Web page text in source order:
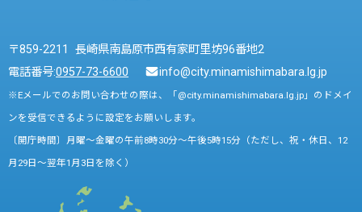
〒859-2211 長崎県南島原市西有家町里坊96番地2
電話番号:0957-73-6600 info@city.minamishimabara.lg.jp
※Eメールでのお問い合わせの際は、「@city.minamishimabara.lg.jp」のドメイ
ンを受信できるように設定をお願いします。
〔開庁時間〕月曜～金曜の午前8時30分～午後5時15分（ただし、祝・休日、12
月29日～翌年1月3日を除く）